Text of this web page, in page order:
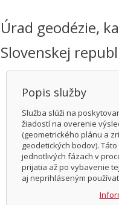
Úrad geodézie,
Slovenskej
Popis služby
Služba slúži na
žiadostí na overenie
(geometrického plánu a
geodetických bodov).
jednotlivých fázach v
prijatia až po vybavenie
aj neprihláseným